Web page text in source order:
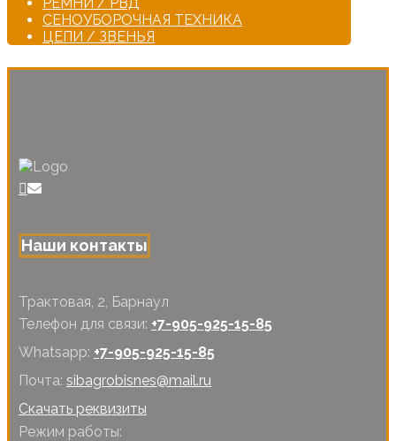
РЕМНИ / РВД
СЕНОУБОРОЧНАЯ ТЕХНИКА
ЦЕПИ / ЗВЕНЬЯ
Наши контакты
Трактовая, 2, Барнаул
Телефон для связи: +7-905-925-15-85
Whatsapp: +7-905-925-15-85
Почта: sibagrobisnes@mail.ru
Скачать реквизиты
Режим работы: